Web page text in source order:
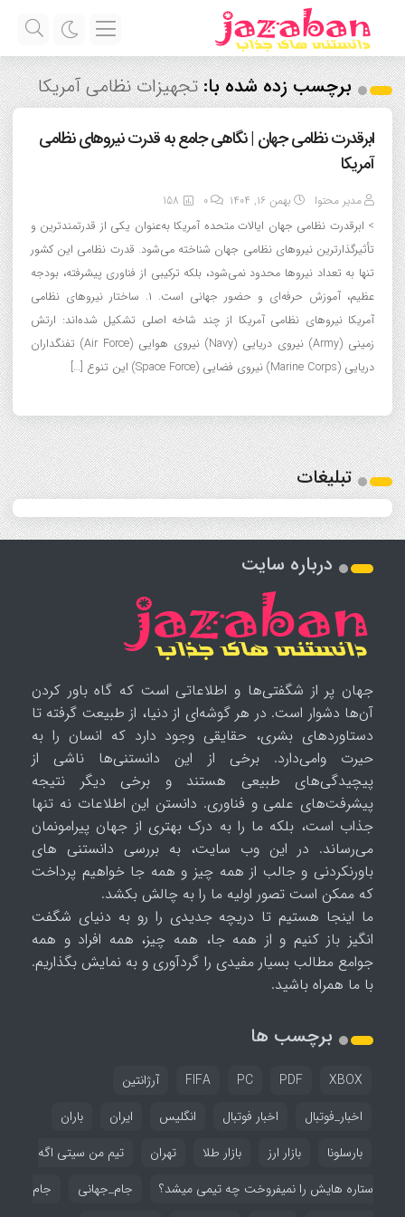
برچسب زده شده با:تجهیزات نظامی آمریکا
ابرقدرت نظامی جهان | نگاهی جامع به قدرت نیروهای نظامی
آمریکا
مدیر محتوا بهمن ۱۶, ۱۴۰۴ 0
158
> ابرقدرت نظامی جهان ایالات متحده آمریکا به‌عنوان یکی از قدرتمندترین و
تأثیرگذارترین نیروهای نظامی جهان شناخته می‌شود. قدرت نظامی این کشور
تنها به تعداد نیروها محدود نمی‌شود، بلکه ترکیبی از فناوری پیشرفته، بودجه
عظیم، آموزش حرفه‌ای و حضور جهانی است. ۱. ساختار نیروهای نظامی
آمریکا نیروهای نظامی آمریکا از چند شاخه اصلی تشکیل شده‌اند: ارتش
زمینی (Army) نیروی دریایی (Navy) نیروی هوایی (Air Force) تفنگداران
دریایی (Marine Corps) نیروی فضایی (Space Force) این تنوع […]
تبلیغات
درباره سایت
جهان پر از شگفتی‌ها و اطلاعاتی است که گاه باور کردن
آن‌ها دشوار است. در هر گوشه‌ای از دنیا، از طبیعت گرفته تا
دستاوردهای بشری، حقایقی وجود دارد که انسان را به
حیرت وامی‌دارد. برخی از این دانستنی‌ها ناشی از
پیچیدگی‌های طبیعی هستند و برخی دیگر نتیجه
پیشرفت‌های علمی و فناوری. دانستن این اطلاعات نه تنها
جذاب است، بلکه ما را به درک بهتری از جهان پیرامونمان
می‌رساند. در این وب سایت، به بررسی دانستنی های
باورنکردنی و جالب از همه چیز و همه جا خواهیم پرداخت
که ممکن است تصور اولیه ما را به چالش بکشد.
ما اینجا هستیم تا دریچه جدیدی را رو به دنیای شگفت
انگیز باز کنیم و از همه جا، همه چیز، همه افراد و همه
جوامع مطالب بسیار مفیدی را گردآوری و به نمایش بگذاریم.
با ما همراه باشید.
برچسب ها
FIFA PC PDF XBOX
آرژانتین
اخبار_فوتبال
اخبار فوتبال انگلیس ایران
باران
بارسلونا
بازار ارز بازار طلا تهران
تیم من سیتی اگه
ستاره هایش را نمیفروخت چه تیمی میشد؟
جام_جهانی
جام